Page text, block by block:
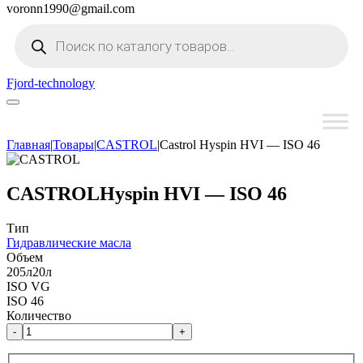
voronn1990@gmail.com
товаров
Fjord-technology
Главная|Товары|CASTROL|Castrol Hyspin HVI — ISO 46
CASTROLHyspin HVI — ISO 46
Тип
Гидравлические масла
Объем
205л20л
ISO VG
ISO 46
Количество
- +